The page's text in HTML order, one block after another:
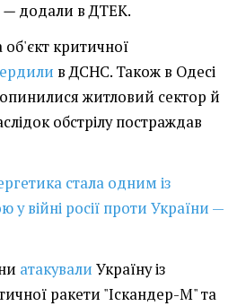
— додали в ДТЕК.
об'єкт критичної
в ДСНС. Також в Одесі
житловий сектор й
обстрілу постраждав
стала одним із
у війні росії проти України —
атакували Україну із
ракети "Іскандер-М" та